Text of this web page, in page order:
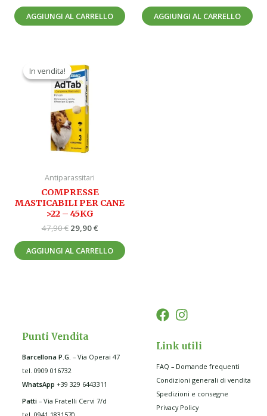
AGGIUNGI AL CARRELLO AGGIUNGI AL CARRELLO
In vendita!
In vendita!
Antiparassitari
COMPRESSE
MASTICABILI PER CANE
>22 – 45KG
47,90€
prezzo
originale
era:
47,90 €.
29,90€
AGGIUNGI AL CARRELLO
Punti Vendita
Barcellona P.G – Via Operai 47
tel. 0909 016732
WhatsApp +39 329 6443311
Patti – Via Fratelli Cervi 7/d
Link utili
FAQ – Domande frequenti
Condizioni generali di vendita
Spedizioni e consegne
Privacy Policy